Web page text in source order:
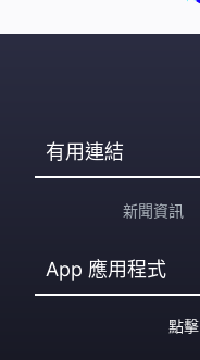
有用連結
新聞資訊
App 應用程式
點